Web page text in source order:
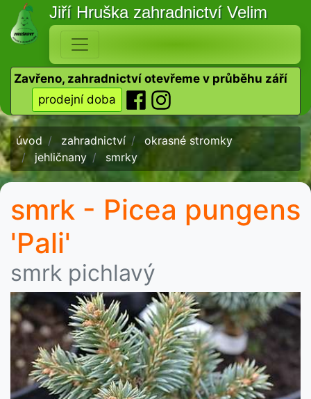
Jiří Hruška zahradnictví Velim
Zavřeno, zahradnictví otevřeme v průběhu září
prodejní doba
úvod zahradnictví
okrasné stromky
jehličnany
smrky
smrk - Picea pungens
'Pali'
smrk pichlavý